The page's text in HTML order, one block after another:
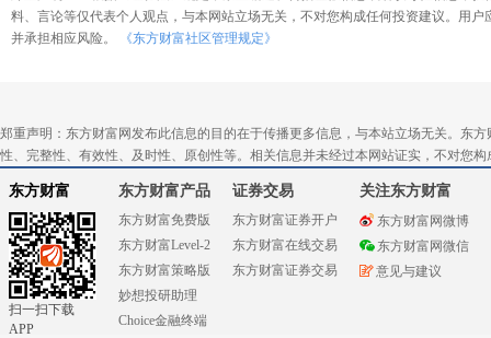
料、言论等仅代表个人观点，与本网站立场无关，不对您构成任何投资建议。用
并承担相应风险。
《东方财富社区管理规定》
郑重声明：东方财富网发布此信息的目的在于传播更多信息，与本站立场无关。东
性、完整性、有效性、及时性、原创性等。相关信息并未经过本网站证实，不对您
东方财富
扫一扫下载
APP
东方财富产品
东方财富免费版
东方财富Level-2
东方财富策略版
妙想投研助理
Choice金融终端
证券交易
东方财富证券开户
东方财富在线交易
东方财富证券交易
关注东方财富
东方财富网微博
东方财富网微信
意见与建议